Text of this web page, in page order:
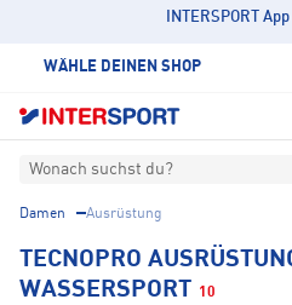
INTERSPORT
WÄHLE DEINEN SHOP
Wonach suchst du?
Damen Ausrüstung
TECNOPRO
WASSERSPORT
10